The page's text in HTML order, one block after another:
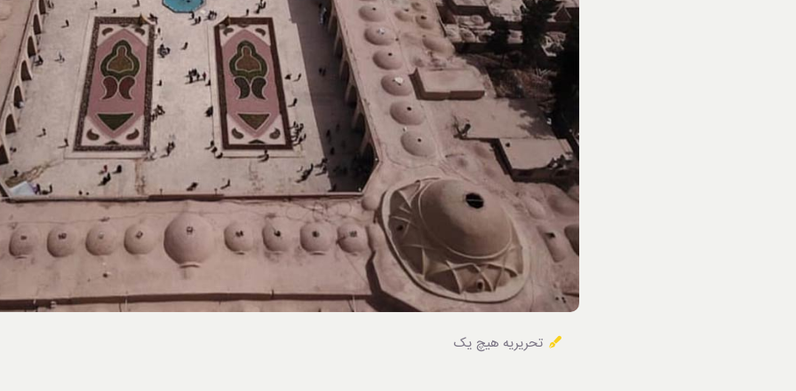
خوردنی‌ها
استایل
تحریریه هیچ یک